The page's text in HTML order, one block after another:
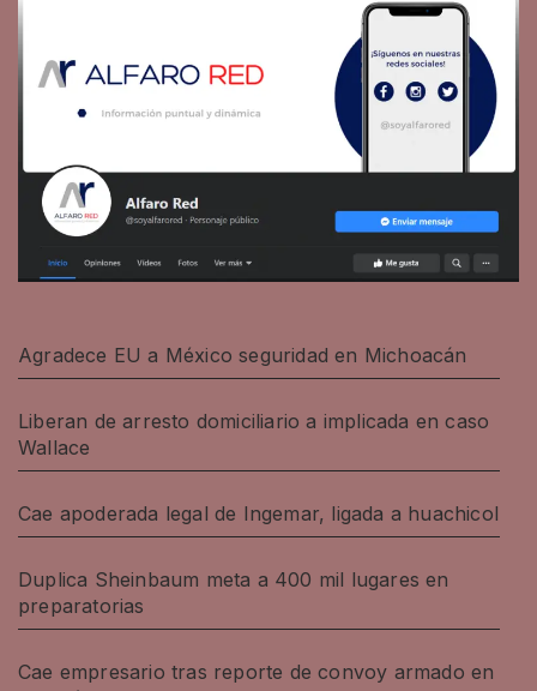
Agradece EU a México seguridad en Michoacán
Liberan de arresto domiciliario a implicada en caso
Wallace
Cae apoderada legal de Ingemar, ligada a huachicol
Duplica Sheinbaum meta a 400 mil lugares en
preparatorias
Cae empresario tras reporte de convoy armado en